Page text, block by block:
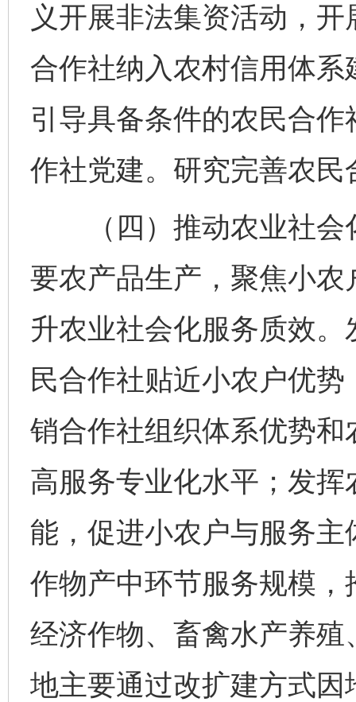
义开展非法集资活动，
合作社纳入农村信用体
引导具备条件的农民合
作社党建。研究完善农
（四）推动农业社会
要农产品生产，聚焦小
升农业社会化服务质效
民合作社贴近小农户优
销合作社组织体系优势
高服务专业化水平；发
能，促进小农户与服务
作物产中环节服务规模
经济作物、畜禽水产养
地主要通过改扩建方式